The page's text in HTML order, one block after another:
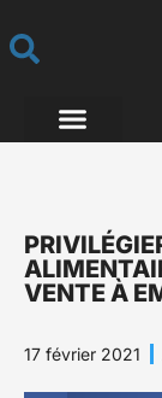
VENTE À
17 février 2021